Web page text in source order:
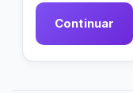
Continuar